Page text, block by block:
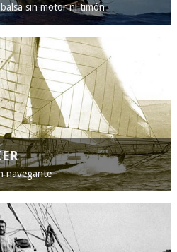
sin motor ni timón
navegante